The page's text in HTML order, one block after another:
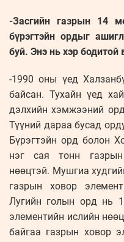
-Засгийн газрын 14
бүрэгтэйн ордыг
буй. Энэ нь хэр бодитой
-1990 оны үед
байсан. Тухайн үед
дэлхийн хэмжээний
Түүний дараа бусад
Бүрэгтэйн орд болон
нэг сая тонн
нөөцтэй. Мушгиа
газрын ховор
Лугийн голын орд нь
элементийн ислийн
байгаа газрын ховор